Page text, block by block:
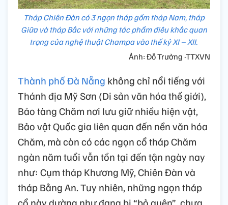
Tháp Chiên Đàn có 3 ngọn tháp gồm tháp Nam, tháp
Giữa và tháp Bắc với những tác phẩm điêu khắc quan
trọng của nghệ thuật Champa vào thế kỷ XI – XII.
Ảnh: Đỗ Trưởng -TTXVN
Thành phố Đà Nẵng không chỉ nổi tiếng với
Thánh địa Mỹ Sơn (Di sản văn hóa thế giới),
Bảo tàng Chăm nơi lưu giữ nhiều hiện vật,
Bảo vật Quốc gia liên quan đến nền văn hóa
Chăm, mà còn có các ngọn cổ tháp Chăm
ngàn năm tuổi vẫn tồn tại đến tận ngày nay
như: Cụm tháp Khương Mỹ, Chiên Đàn và
tháp Bằng An. Tuy nhiên, những ngọn tháp
cổ này dường như đang bị “bỏ quên”, chưa